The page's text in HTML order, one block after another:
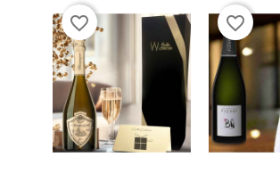
favorite_border favorite_border